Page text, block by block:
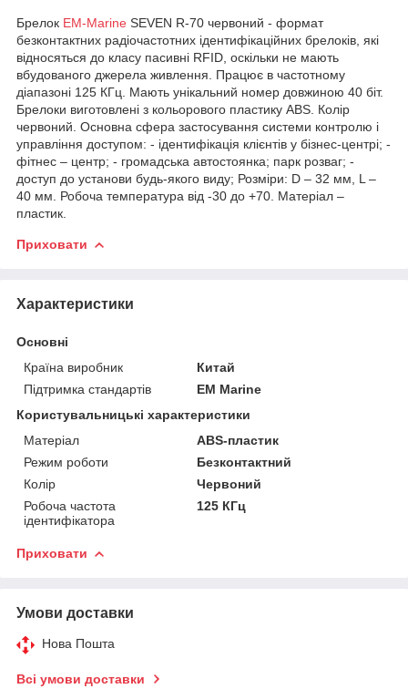
Брелок EM-Marine SEVEN R-70 червоний - формат
безконтактних радіочастотних ідентифікаційних брелоків, які
відносяться до класу пасивні RFID, оскільки не мають
вбудованого джерела живлення. Працює в частотному
діапазоні 125 КГц. Мають унікальний номер довжиною 40 біт.
Брелоки виготовлені з кольорового пластику ABS. Колір
червоний. Основна сфера застосування системи контролю і
управління доступом: - ідентифікація клієнтів у бізнес-центрі; -
фітнес – центр; - громадська автостоянка; парк розваг; -
доступ до установи будь-якого виду; Розміри: D – 32 мм, L –
40 мм. Робоча температура від -30 до +70. Матеріал –
пластик.
Приховати
Характеристики
Основні
Країна виробник
Китай
Підтримка стандартів
EM Marine
Користувальницькі характеристики
Матеріал
ABS-пластик
Режим роботи
Безконтактний
Колір
Червоний
Робоча частота
ідентифікатора
125 КГц
Приховати
Умови доставки
Нова Пошта
Всі умови доставки